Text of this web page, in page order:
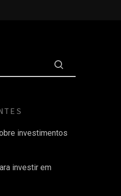
investimentos
investir em